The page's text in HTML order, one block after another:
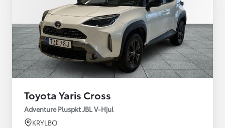
Toyota Yaris Cross
Adventure Pluspkt JBL V-Hjul
KRYLBO